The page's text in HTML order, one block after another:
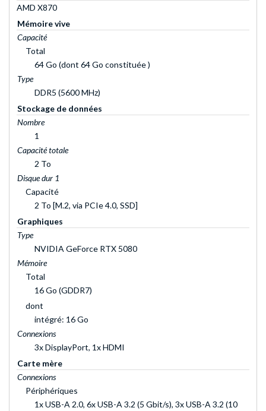
AMD X870
Mémoire vive
Capacité
Total
64 Go (dont 64 Go constituée )
Type
DDR5 (5600 MHz)
Stockage de données
Nombre
1
Capacité totale
2 To
Disque dur 1
Capacité
2 To [M.2, via PCIe 4.0, SSD]
Graphiques
Type
NVIDIA GeForce RTX 5080
Mémoire
Total
16 Go (GDDR7)
dont
intégré: 16 Go
Connexions
3x DisplayPort, 1x HDMI
Carte mère
Connexions
Périphériques
1x USB-A 2.0, 6x USB-A 3.2 (5 Gbit/s), 3x USB-A 3.2 (10